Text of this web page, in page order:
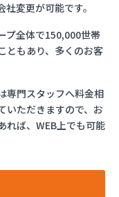
変更が可能です。
プ全体で150,000世帯
ともあり、多くのお客
専門スタッフへ料金相
いただきますので、お
れば、WEB上でも可能